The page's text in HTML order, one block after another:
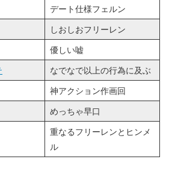
デート仕様フェルン
しおしおフリーレン
優しい嘘
なでなで以上の行為に及ぶ
神アクション作画回
めっちゃ早口
重なるフリーレンとヒンメ
ル